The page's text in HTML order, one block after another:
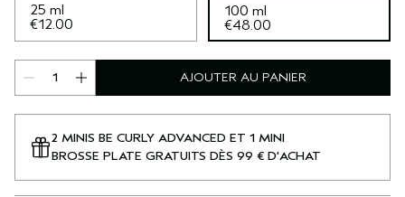
25 ml
€12.00
100 ml
€48.00
AJOUTER AU PANIER
2 MINIS BE CURLY ADVANCED ET 1 MINI
BROSSE PLATE GRATUITS DÈS 99 € D'ACHAT